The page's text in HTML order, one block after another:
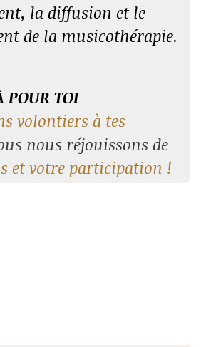
la diffusion et le
de la musicothérapie.
POUR TOI
volontiers à tes
nous réjouissons de
et votre participation !